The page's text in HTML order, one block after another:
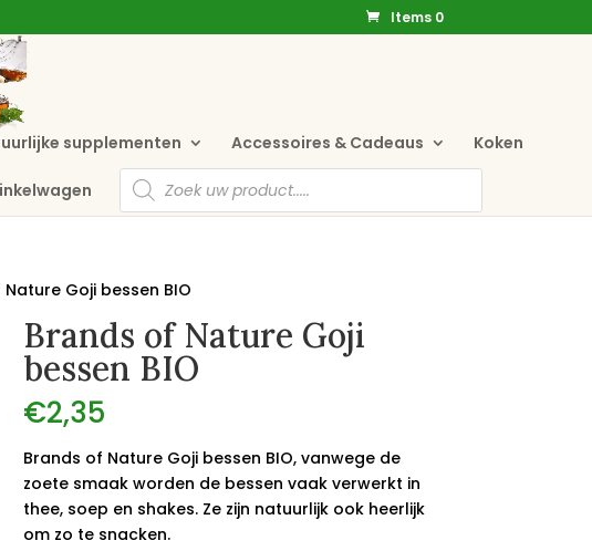
Items 0
supplementen Accessoires & Cadeaus Koken
Producten
zoeken
Goji bessen BIO
Brands of Nature Goji
bessen BIO
€2,35
Brands of Nature Goji bessen BIO, vanwege de
zoete smaak worden de bessen vaak verwerkt in
thee, soep en shakes. Ze zijn natuurlijk ook heerlijk
om zo te snacken.